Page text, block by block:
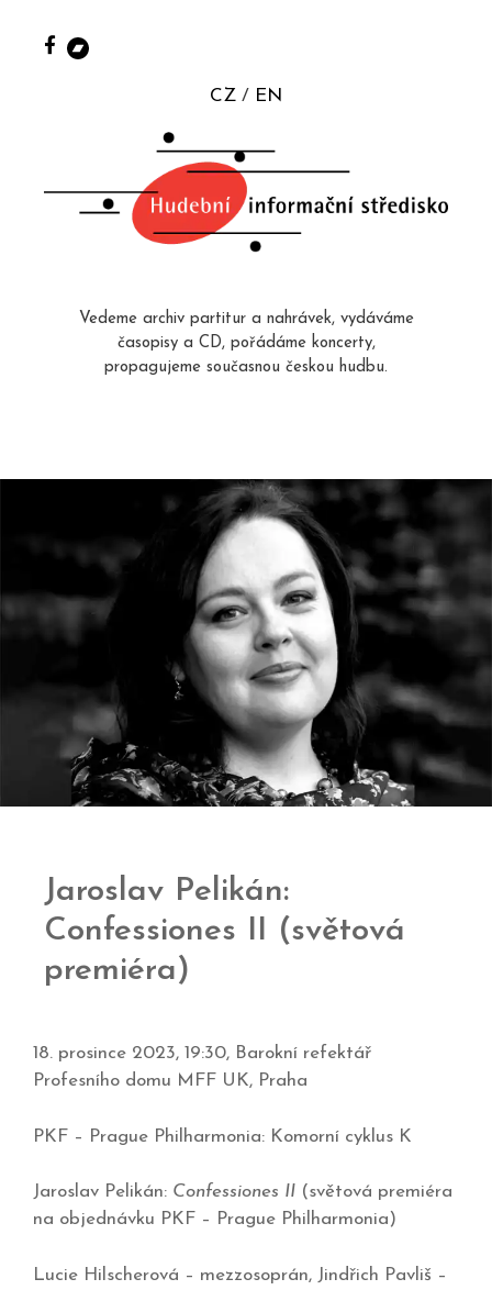
CZ EN
Vedeme archiv partitur a nahrávek, vydáváme
časopisy a CD, pořádáme koncerty,
propagujeme současnou českou hudbu.
Jaroslav Pelikán:
Confessiones II (světová
premiéra)
18. prosince 2023, 19:30, Barokní refektář
Profesního domu MFF UK, Praha
PKF – Prague Philharmonia: Komorní cyklus K
Jaroslav Pelikán: Confessiones II (světová premiéra
na objednávku PKF – Prague Philharmonia)
Lucie Hilscherová – mezzosoprán, Jindřich Pavliš –